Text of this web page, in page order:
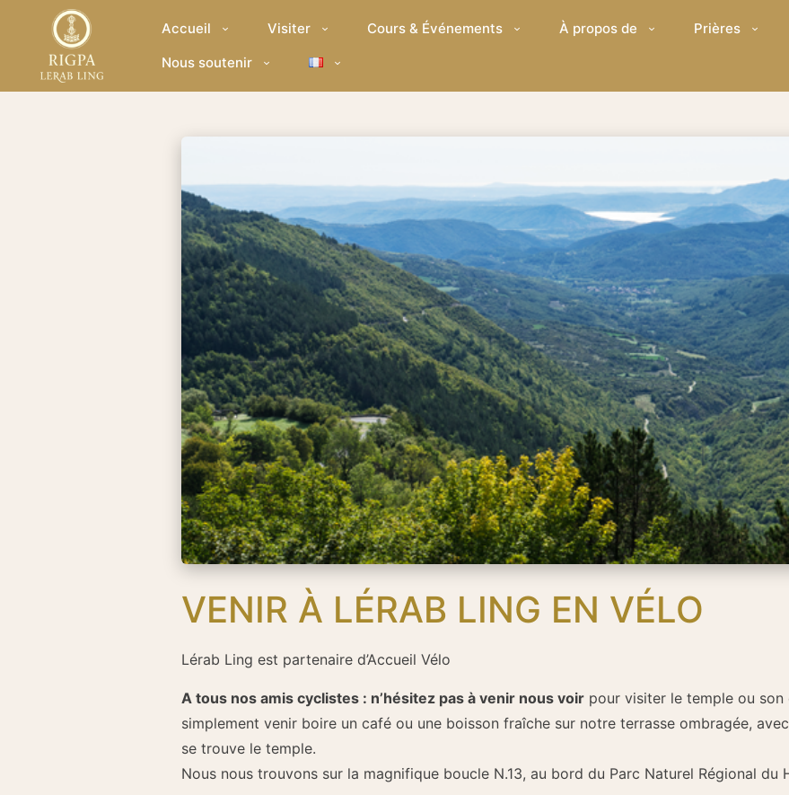
Accueil Visiter Cours & Événements À propos de
Prières
Nous soutenir
VENIR À LÉRAB LING EN VÉLO
Lérab Ling est partenaire d’Accueil Vélo
A tous nos amis cyclistes : n’hésitez pas à venir nous voirpour visiter le temple ou son
simplement venir boire un café ou une boisson fraîche sur notre terrasse ombragée,
se trouve le temple.
Nous nous trouvons sur la magnifique boucle N.13, au bord du Parc Naturel Régional du